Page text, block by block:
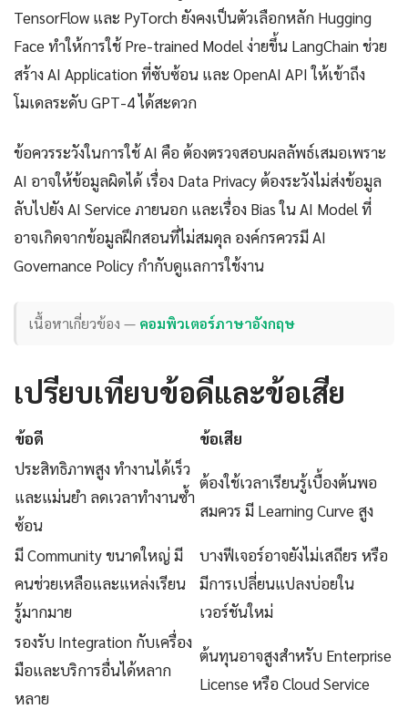
TensorFlow และ PyTorch ยังคงเป็นตัวเลือกหลัก Hugging
Face ทำให้การใช้ Pre-trained Model ง่ายขึ้น LangChain ช่วย
สร้าง AI Application ที่ซับซ้อน และ OpenAI API ให้เข้าถึง
โมเดลระดับ GPT-4 ได้สะดวก
ข้อควรระวังในการใช้ AI คือ ต้องตรวจสอบผลลัพธ์เสมอเพราะ
AI อาจให้ข้อมูลผิดได้ เรื่อง Data Privacy ต้องระวังไม่ส่งข้อมูล
ลับไปยัง AI Service ภายนอก และเรื่อง Bias ใน AI Model ที่
อาจเกิดจากข้อมูลฝึกสอนที่ไม่สมดุล องค์กรควรมี AI
Governance Policy กำกับดูแลการใช้งาน
เนื้อหาเกี่ยวข้อง — คอมพิวเตอร์ภาษาอังกฤษ
เปรียบเทียบข้อดีและข้อเสีย
ข้อดี
ข้อเสีย
ประสิทธิภาพสูง ทำงานได้เร็ว
และแม่นยำ ลดเวลาทำงานซ้ำ
ซ้อน
ต้องใช้เวลาเรียนรู้เบื้องต้นพอ
สมควร มี Learning Curve สูง
มี Community ขนาดใหญ่ มี
คนช่วยเหลือและแหล่งเรียน
รู้มากมาย
บางฟีเจอร์อาจยังไม่เสถียร หรือ
มีการเปลี่ยนแปลงบ่อยใน
เวอร์ชันใหม่
รองรับ Integration กับเครื่อง
มือและบริการอื่นได้หลาก
หลาย
ต้นทุนอาจสูงสำหรับ Enterprise
License หรือ Cloud Service